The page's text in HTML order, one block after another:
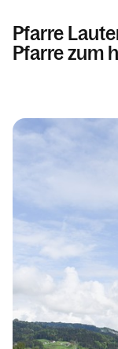
Pfarre
Pfarre zum
Personen
Kontakt